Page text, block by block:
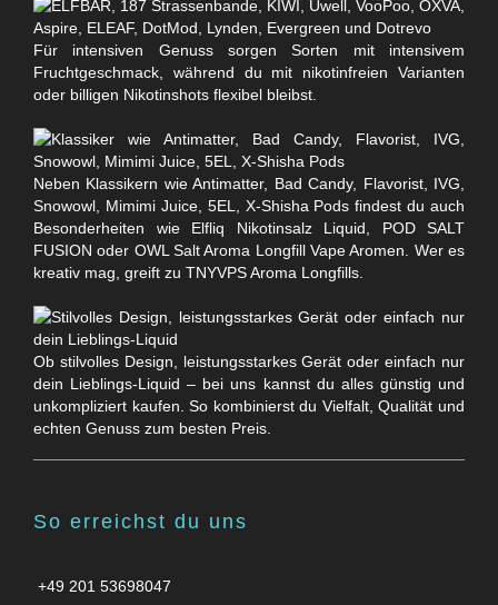
Für intensiven Genuss sorgen Sorten mit intensivem
Fruchtgeschmack, während du mit nikotinfreien Varianten
oder billigen Nikotinshots flexibel bleibst.
Neben Klassikern wie Antimatter, Bad Candy, Flavorist, IVG,
Snowowl, Mimimi Juice, 5EL, X-Shisha Pods findest du auch
Besonderheiten wie Elfliq Nikotinsalz Liquid, POD SALT
FUSION oder OWL Salt Aroma Longfill Vape Aromen. Wer es
kreativ mag, greift zu TNYVPS Aroma Longfills.
Ob stilvolles Design, leistungsstarkes Gerät oder einfach nur
dein Lieblings-Liquid – bei uns kannst du alles günstig und
unkompliziert kaufen. So kombinierst du Vielfalt, Qualität und
echten Genuss zum besten Preis.
So erreichst du uns
+49 201 53698047